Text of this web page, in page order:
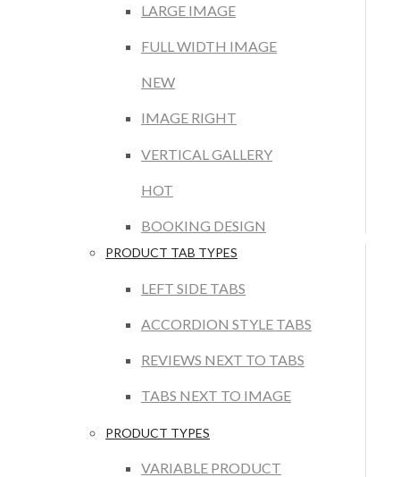
LARGE IMAGE
FULL WIDTH IMAGE
NEW
IMAGE RIGHT
VERTICAL GALLERY
HOT
BOOKING DESIGN
PRODUCT TAB TYPES
LEFT SIDE TABS
ACCORDION STYLE TABS
REVIEWS NEXT TO TABS
TABS NEXT TO IMAGE
PRODUCT TYPES
VARIABLE PRODUCT